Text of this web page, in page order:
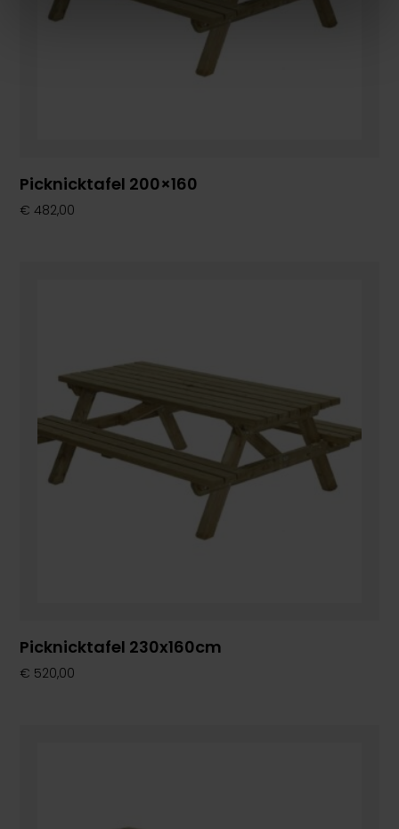
Picknicktafel 200×160
€ 482,00
Picknicktafel 230x160cm
€ 520,00